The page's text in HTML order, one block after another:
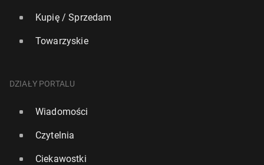
Kupię / Sprzedam
Towarzyskie
DZIAŁY PORTALU
Wiadomości
Czytelnia
Ciekawostki